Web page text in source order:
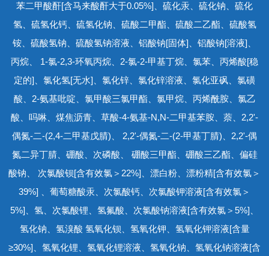
苯二甲酸酐[含马来酸酐大于0.05%]、硫化汞、硫化钠、硫化
氢、硫氢化钙、硫氢化钠、硫酸二甲酯、硫酸二乙酯、硫酸氢
铵、硫酸氢钠、硫酸氢钠溶液、铝酸钠[固体]、铝酸钠[溶液]、
丙烷、 1-氯-2,3-环氧丙烷、2-氯-2-甲基丁烷、氯苯、丙烯酸[稳
定的]、氯化氢[无水]、氯化锌、氯化锌溶液、氯化亚砜、氯磺
酸、2-氨基吡啶、氯甲酸三氯甲酯、氯甲烷、丙烯酰胺、氯乙
酸、吗啉、煤焦沥青、草酸-4-氨基-N,N-二甲基苯胺、萘、2,2'-
偶氮-二-(2,4-二甲基戊腈)、 2,2'-偶氮-二-(2-甲基丁腈)、2,2'-偶
氮二异丁腈、硼酸、次磷酸、 硼酸三甲酯、硼酸三乙酯、偏硅
酸钠、 次氯酸钡[含有效氯＞22%]、漂白粉、漂粉精[含有效氯＞
39%] 、葡萄糖酸汞、次氯酸钙、次氯酸钾溶液[含有效氯＞
5%]、氢、次氯酸锂、氢氟酸、次氯酸钠溶液[含有效氯＞5%]、
氢化钠、氢溴酸 氢氧化钡、氢氧化钾、氢氧化钾溶液[含量
≥30%]、氢氧化锂、氢氧化锂溶液、氢氧化钠、氢氧化钠溶液[含